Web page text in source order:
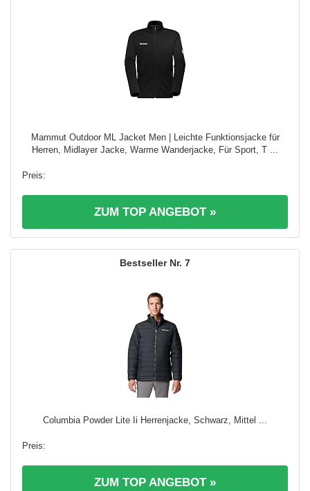
Mammut Outdoor ML Jacket Men | Leichte Funktionsjacke für
Herren, Midlayer Jacke, Warme Wanderjacke, Für Sport, T ...
ZUM TOP ANGEBOT »
7
Columbia Powder Lite Ii Herrenjacke, Schwarz, Mittel ...
ZUM TOP ANGEBOT »